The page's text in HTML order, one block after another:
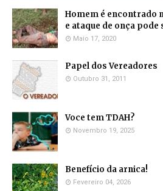
Homem é encontrado
e ataque de onça pode
Maio 17, 2020
Papel dos Vereadores
Outubro 31, 2011
Voce tem TDAH?
Novembro 19, 2025
Benefício da arnica!
Fevereiro 04, 2026